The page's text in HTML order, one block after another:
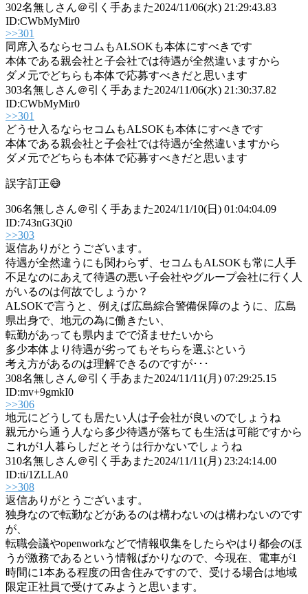
302名無しさん＠引く手あまた2024/11/06(水) 21:29:43.83
ID:CWbMyMir0
>>301
同席入るならセコムもALSOKも本体にすべきです
本体である親会社と子会社では待遇が全然違いますから
ダメ元でどちらも本体で応募すべきだと思います
303名無しさん＠引く手あまた2024/11/06(水) 21:30:37.82
ID:CWbMyMir0
>>301
どうせ入るならセコムもALSOKも本体にすべきです
本体である親会社と子会社では待遇が全然違いますから
ダメ元でどちらも本体で応募すべきだと思います
誤字訂正😅
306名無しさん＠引く手あまた2024/11/10(日) 01:04:04.09
ID:743nG3Qi0
>>303
返信ありがとうございます。
待遇が全然違うにも関わらず、セコムもALSOKも常に人手
不足なのにあえて待遇の悪い子会社やグループ会社に行く人
がいるのは何故でしょうか？
ALSOKで言うと、例えば広島綜合警備保障のように、広島
県出身で、地元の為に働きたい、
転勤があっても県内までで済ませたいから
多少本体より待遇が劣ってもそちらを選ぶという
考え方があるのは理解できるのですが･･･
308名無しさん＠引く手あまた2024/11/11(月) 07:29:25.15
ID:mv+9gmkI0
>>306
地元にどうしても居たい人は子会社が良いのでしょうね
親元から通う人なら多少待遇が落ちても生活は可能ですから
これが1人暮らしだとそうは行かないでしょうね
310名無しさん＠引く手あまた2024/11/11(月) 23:24:14.00
ID:ti/1ZLLA0
>>308
返信ありがとうございます。
独身なので転勤などがあるのは構わないのは構わないのです
が、
転職会議やopenworkなどで情報収集をしたらやはり都会のほ
うが激務であるという情報ばかりなので、今現在、電車が1
時間に1本ある程度の田舎住みですので、受ける場合は地域
限定正社員で受けてみようと思います。